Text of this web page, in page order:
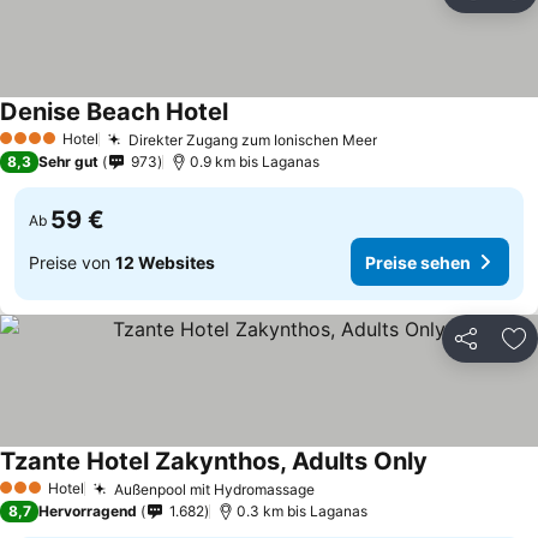
4 Sterne Hotel Direkter Zugang zum Ionischen Meer
Denise Beach Hotel
8,3 Sehr gut 973 0.9 km bis Laganas
Ab 59 €
Preise von 12 Websites Preise sehen
Teilen
3 SterneHotel Außenpool mit Hydromassage
Tzante Hotel Zakynthos, Adults Only
8,7 Hervorragend 1.682 0.3 km bis Laganas